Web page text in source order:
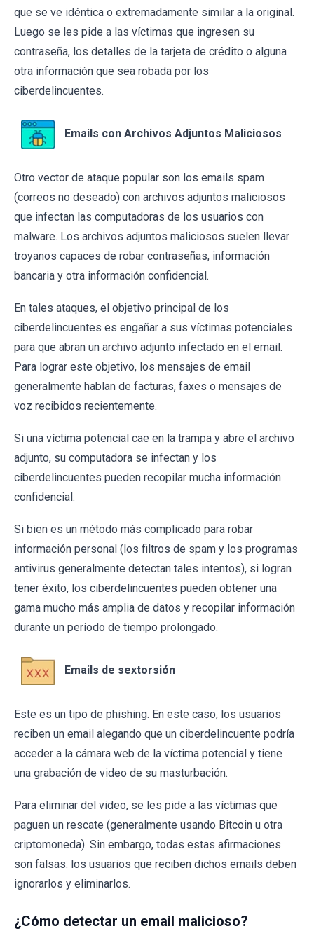
que se ve idéntica o extremadamente similar a la original.
Luego se les pide a las víctimas que ingresen su
contraseña, los detalles de la tarjeta de crédito o alguna
otra información que sea robada por los
ciberdelincuentes.
Emails con Archivos Adjuntos Maliciosos
Otro vector de ataque popular son los emails spam
(correos no deseado) con archivos adjuntos maliciosos
que infectan las computadoras de los usuarios con
malware. Los archivos adjuntos maliciosos suelen llevar
troyanos capaces de robar contraseñas, información
bancaria y otra información confidencial.
En tales ataques, el objetivo principal de los
ciberdelincuentes es engañar a sus víctimas potenciales
para que abran un archivo adjunto infectado en el email.
Para lograr este objetivo, los mensajes de email
generalmente hablan de facturas, faxes o mensajes de
voz recibidos recientemente.
Si una víctima potencial cae en la trampa y abre el archivo
adjunto, su computadora se infectan y los
ciberdelincuentes pueden recopilar mucha información
confidencial.
Si bien es un método más complicado para robar
información personal (los filtros de spam y los programas
antivirus generalmente detectan tales intentos), si logran
tener éxito, los ciberdelincuentes pueden obtener una
gama mucho más amplia de datos y recopilar información
durante un período de tiempo prolongado.
Emails de sextorsión
Este es un tipo de phishing. En este caso, los usuarios
reciben un email alegando que un ciberdelincuente podría
acceder a la cámara web de la víctima potencial y tiene
una grabación de video de su masturbación.
Para eliminar del video, se les pide a las víctimas que
paguen un rescate (generalmente usando Bitcoin u otra
criptomoneda). Sin embargo, todas estas afirmaciones
son falsas: los usuarios que reciben dichos emails deben
ignorarlos y eliminarlos.
¿Cómo detectar un email malicioso?